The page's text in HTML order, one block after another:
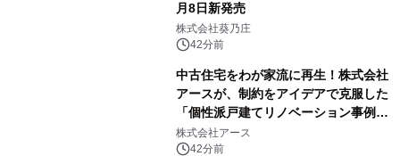
月8日新発売
株式会社葵乃庄
42分前
中古住宅をわが家流に再生！株式会社
アースが、制約をアイデアで克服した
「個性派戸建てリノベーション事例5
選」を公開
株式会社アース
42分前